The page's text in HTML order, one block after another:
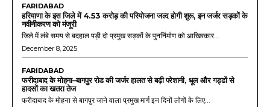
FARIDABAD
हरियाणा के इस जिले में 4.53 करोड़ की परियोजना जल्द होगी शुरू, इन जर्जर सड़कों के
नवीनीकरण को मंजूरी
जिले में लंबे समय से बदहाल पड़ी दो प्रमुख सड़कों के पुनर्निर्माण को आखिरकार...
December 8, 2025
FARIDABAD
फरीदाबाद के मोहना–बागपुर रोड की जर्जर हालत से बढ़ी परेशानी, धूल और गड्ढों से
हादसों का खतरा तेज
फरीदाबाद के मोहना से बागपुर जाने वाला प्रमुख मार्ग इन दिनों लोगों के लिए...